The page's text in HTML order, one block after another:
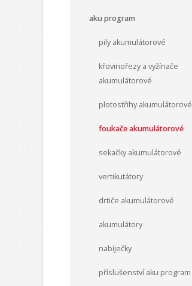
aku program
pily akumulátorové
křovinořezy a vyžínače
akumulátorové
plotostřihy akumulátorové
foukače akumulátorové
sekačky akumulátorové
vertikutátory
drtiče akumulátorové
akumulátory
nabíječky
příslušenství aku program